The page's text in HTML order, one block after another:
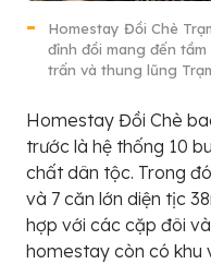
Homestay Đồi Chè
đỉnh đồi mang đến
trấn và thung lũng
Homestay Đồi Chè
trước là hệ thống 10
chất dân tộc. Trong
và 7 căn lớn diện tịc
hợp với các cặp đôi
homestay còn có khu